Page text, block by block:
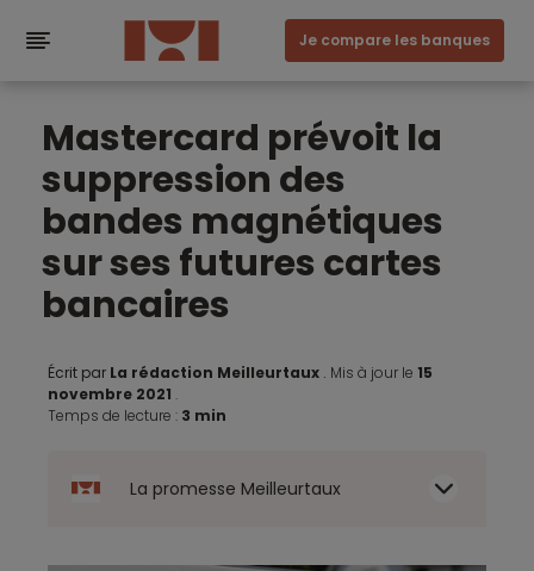
Je compare les banques
Mastercard prévoit la
suppression des
bandes magnétiques
sur ses futures cartes
bancaires
Écrit par La rédaction Meilleurtaux . Mis à jour le 15
novembre 2021 .
Temps de lecture : 3 min
La promesse Meilleurtaux